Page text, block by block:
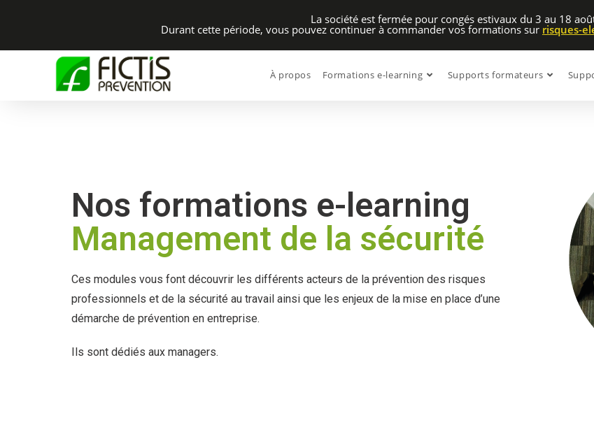
La société est fermée pour congés estivaux du 3 au 18
Durant cette période, vous pouvez continuer à commander vos formations sur risques-
À propos Formations e-learning Supports formateurs
Nos formations e-learning
Management de la sécurité
Ces modules vous font découvrir les différents acteurs de la prévention des risques
professionnels et de la sécurité au travail ainsi que les enjeux de la mise en place d’une
démarche de prévention en entreprise.
Ils sont dédiés aux managers.